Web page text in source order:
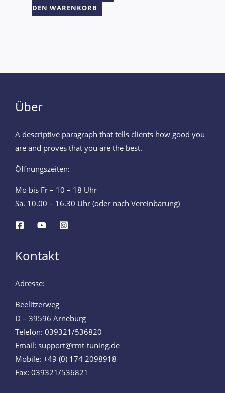
DEN WARENKORB
Über
A descriptive paragraph that tells clients how good you
are and proves that you are the best.
Öffnungszeiten:
Mo bis Fr – 10 – 18 Uhr
Sa. 10.00 – 16.30 Uhr (oder nach Vereinbarung)
Kontakt
Adresse:
Beelitzerweg
D – 39596 Arneburg
Telefon: 039321/536820
Email: support@rmt-tuning.de
Mobile: +49 (0) 174 2098918
Fax: 039321/536821